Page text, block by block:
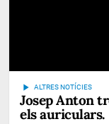
play_arrow ALTRES NOTÍCIES
Josep Anton
els auriculars.